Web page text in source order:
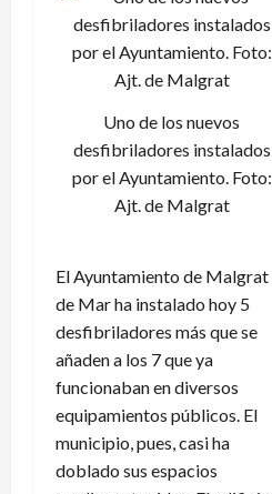
Uno de los nuevos
desfibriladores instalados
por el Ayuntamiento. Foto:
Ajt. de Malgrat
El Ayuntamiento de Malgrat
de Mar ha instalado hoy 5
desfibriladores más que se
añaden a los 7 que ya
funcionaban en diversos
equipamientos públicos. El
municipio, pues, casi ha
doblado sus espacios